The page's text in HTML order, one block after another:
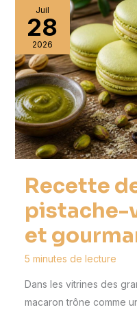
Juil
28
2026
Recette
pistache-
et
5 minutes de lecture
Dans les vitrines des
macaron trône comme